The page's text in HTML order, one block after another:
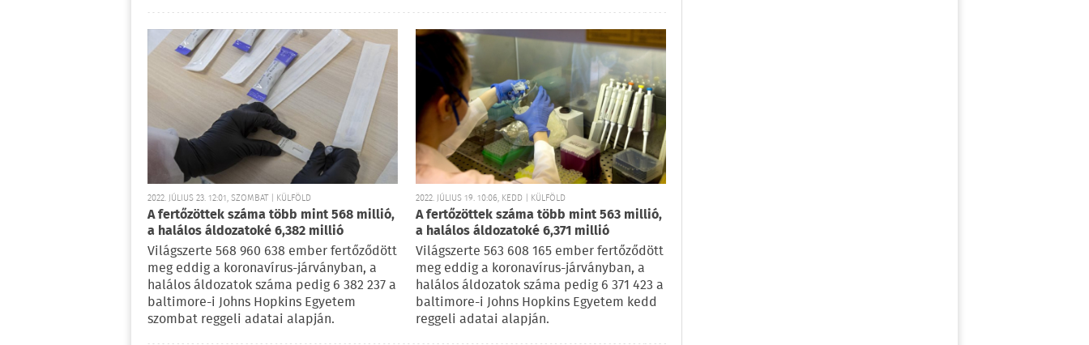
2022. JÚLIUS 23. 12:01, SZOMBAT | KÜLFÖLD
A fertőzöttek száma több mint 568 millió,
a halálos áldozatoké 6,382 millió
Világszerte 568 960 638 ember fertőződött
meg eddig a koronavírus-járványban, a
halálos áldozatok száma pedig 6 382 237 a
baltimore-i Johns Hopkins Egyetem
szombat reggeli adatai alapján.
2022. JÚLIUS 19. 10:06, KEDD | KÜLFÖLD
A fertőzöttek száma több mint 563 millió,
a halálos áldozatoké 6,371 millió
Világszerte 563 608 165 ember fertőződött
meg eddig a koronavírus-járványban, a
halálos áldozatok száma pedig 6 371 423 a
baltimore-i Johns Hopkins Egyetem kedd
reggeli adatai alapján.